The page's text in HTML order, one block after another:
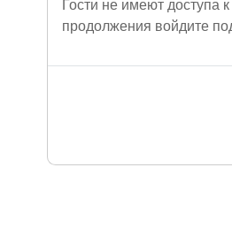
Гости не имеют доступа
продолжения войдите